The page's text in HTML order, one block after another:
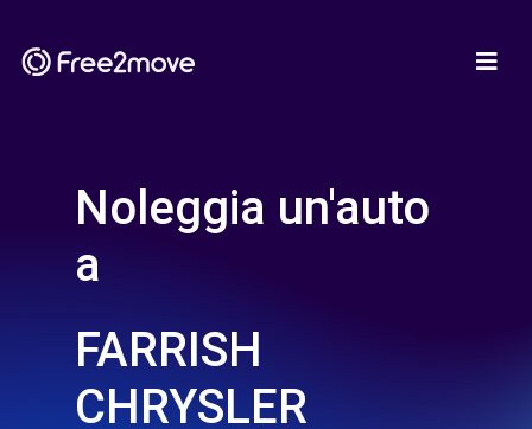
Noleggia un'auto
a
FARRISH
CHRYSLER